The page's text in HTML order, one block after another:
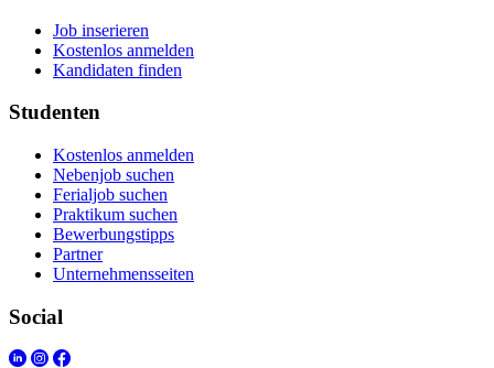
Job inserieren
Kostenlos anmelden
Kandidaten finden
Studenten
Kostenlos anmelden
Nebenjob suchen
Ferialjob suchen
Praktikum suchen
Bewerbungstipps
Partner
Unternehmensseiten
Social